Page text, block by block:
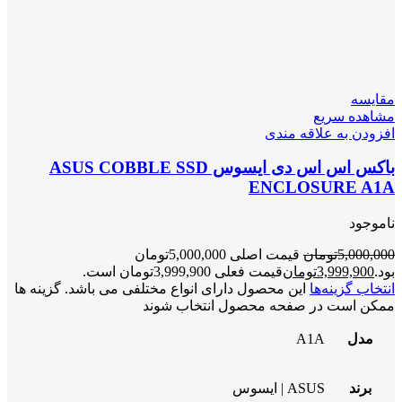
مقایسه
مشاهده سریع
افزودن به علاقه مندی
باکس اس اس دی ایسوس ASUS COBBLE SSD
ENCLOSURE A1A
ناموجود
5,000,000تومان
قیمت اصلی 5,000,000تومان
بود.3,999,900تومانقیمت فعلی 3,999,900تومان است.
انتخاب گزینه‌ها این محصول دارای انواع مختلفی می باشد. گزینه ها
ممکن است در صفحه محصول انتخاب شوند
مدل A1A
برند ASUS | ایسوس